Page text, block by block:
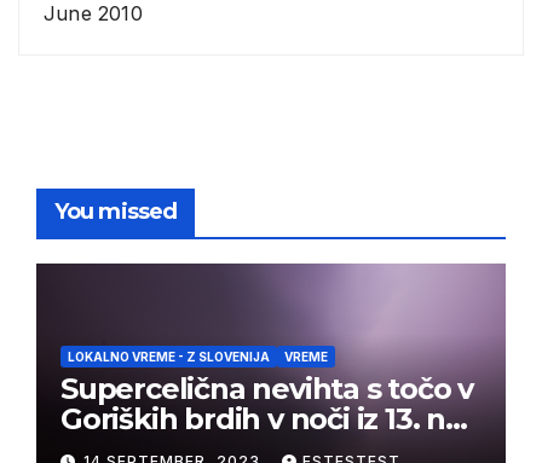
June 2010
You missed
LOKALNO VREME - Z SLOVENIJA VREME
Supercelična nevihta s točo v
Goriških brdih v noči iz 13. na
14. september 2023